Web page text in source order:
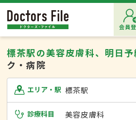
会員
標茶駅の美容皮膚科、明日
ク・病院
エリア・駅 標茶駅
診療科目 美容皮膚科